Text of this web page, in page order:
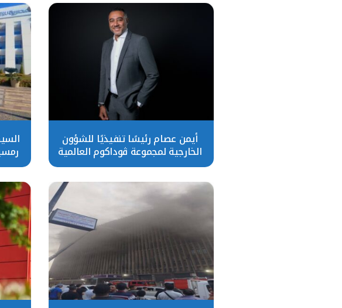
أيمن عصام رئيسًا تنفيذيًا للشؤون
الخارجية لمجموعة ڤوداكوم العالمية